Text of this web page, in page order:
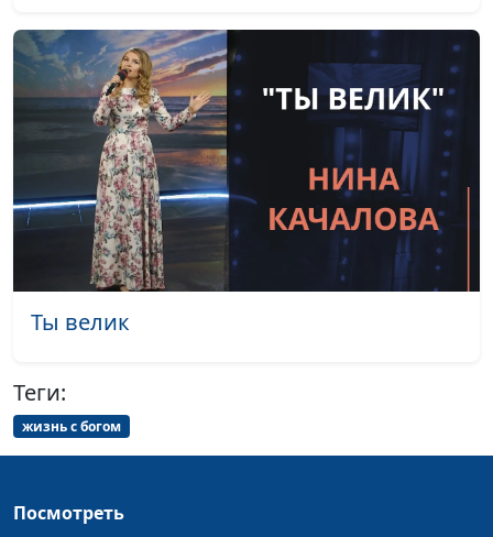
Рыбацкую лодку
волною качало
Лола Кафтанова #2107
Познав Творца
безбрежную
Лола Кафтанова #2105
Ты как свет в моем
Лола Кафтанова #2104
Ты - мой Бог Лола Кафтанова #2103
Кто мне на небе,
Как Тебя найти, мой
Бог
Крылья мне дай
Ты велик
Теги:
жизнь с богом
Посмотреть